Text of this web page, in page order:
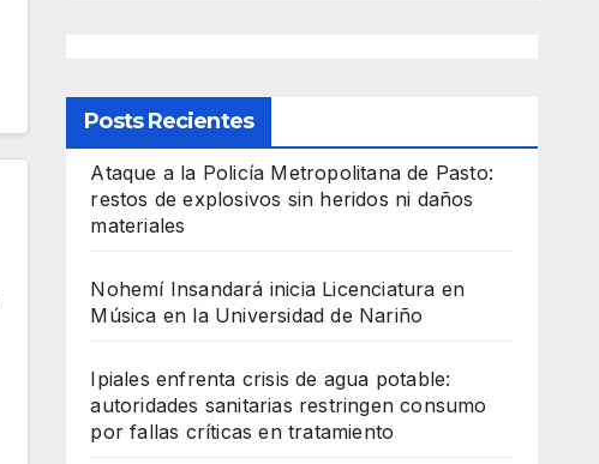
Posts Recientes
Ataque a la Policía Metropolitana de Pasto:
restos de explosivos sin heridos ni daños
materiales
Nohemí Insandará inicia Licenciatura en
Música en la Universidad de Nariño
Ipiales enfrenta crisis de agua potable:
autoridades sanitarias restringen consumo
por fallas críticas en tratamiento